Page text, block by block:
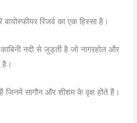
रिजर्व का एक हिस्सा है।
नदी से जुड़ती है जो नागरहोल और
है।
जिनमें सागौन और शीशम के वृक्ष होते हैं।